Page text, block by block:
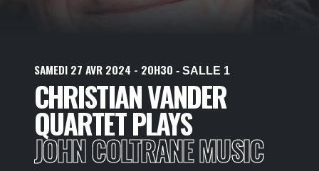
SAMEDI 27 AVR 2024 - 20H30 - SALLE 1
CHRISTIAN VANDER
QUARTET PLAYS
JOHN COLTRANE MUSIC